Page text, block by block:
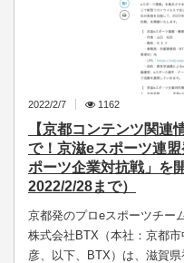
2022/2/7 1162
【京都コンテンツ関連
で！京滋eスポーツ連
ポーツ企業対抗戦」を
2022/2/28まで）
京都発のプロeスポーツチー
株式会社BTX（本社：京都
彦、以下、BTX）は、滋賀